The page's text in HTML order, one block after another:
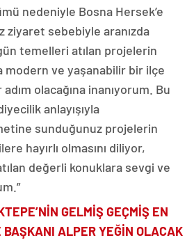
nedeniyle Bosna Hersek’e
sebebiyle aranızda
temelleri atılan projelerin
modern ve yaşanabilir bir ilçe
olacağına inanıyorum. Bu
anlayışıyla
sunduğunuz projelerin
hayırlı olmasını diliyor,
değerli konuklara sevgi ve
GELMİŞ GEÇMİŞ EN
ALPER YEĞİN OLACAK